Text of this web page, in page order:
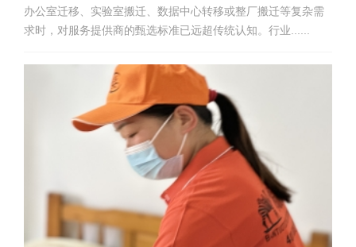
办公室迁移、实验室搬迁、数据中心转移或整厂搬迁等复杂需
求时，对服务提供商的甄选标准已远超传统认知。行业......